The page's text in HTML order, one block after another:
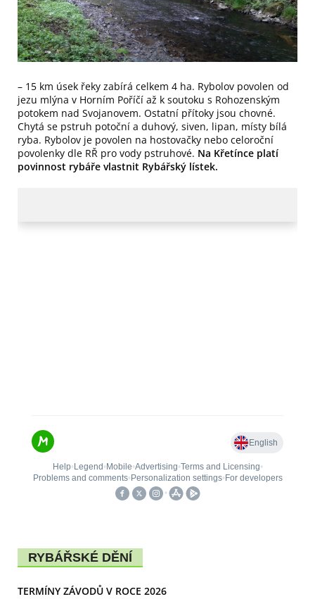
– 15 km úsek řeky zabírá celkem 4 ha. Rybolov povolen od
jezu mlýna v Horním Poříčí až k soutoku s Rohozenským
potokem nad Svojanovem. Ostatní přítoky jsou chovné.
Chytá se pstruh potoční a duhový, siven, lipan, místy bílá
ryba. Rybolov je povolen na hostovačky nebo celoroční
povolenky dle RŘ pro vody pstruhové. Na Křetínce platí
povinnost rybáře vlastnit Rybářský lístek.
RYBÁŘSKÉ DĚNÍ
TERMÍNY ZÁVODŮ V ROCE 2026